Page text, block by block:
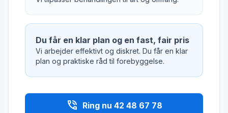
Du får en klar plan og en fast, fair pris
Vi arbejder effektivt og diskret. Du får en klar
plan og praktiske råd til forebyggelse.
phone_in_talk Ring nu 42 48 67 78